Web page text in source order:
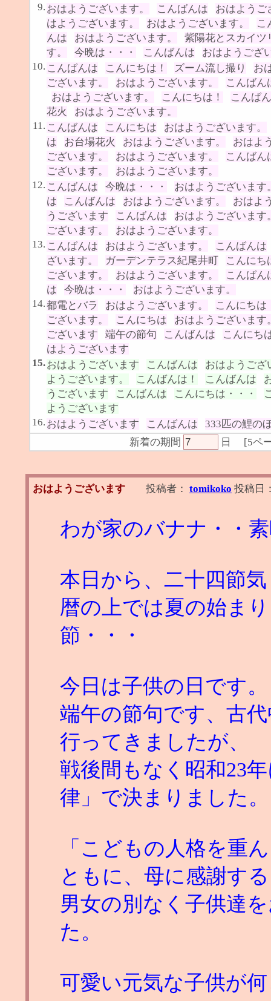
9. おはようございます。 こんばんは
おはようご
はようございます。
おはようございます。
こ
んは
おはようございます。
紫陽花とスカイツ
す。
今晩は・・・ こんばんは
おはようござ
10. こんばんは こんにちは！ ズーム流し撮り
お
ございます。
おはようございます。
こんばん
おはようございます。
こんにちは！
こんば
花火
おはようございます。
11. こんばんは こんにちは
おはようございます。
は
お台場花火 おはようございます。
おはよ
ございます。
おはようございます。
こんばん
ございます。
おはようございます。
12. こんばんは 今晩は・・・
おはようございます
は
こんばんは おはようございます。
おはよ
うございます
こんばんは
おはようございます
ございます。
おはようございます。
13. こんばんは おはようございます。
こんばんは
ざいます。
ガーデンテラス紀尾井町
こんにち
ございます。
おはようございます。
こんばん
は
今晩は・・・
おはようございます。
14.都電とバラ おはようございます。
こんにちは
ございます。
こんにちは
おはようございます
ございます
端午の節句 こんばんは
こんにち
はようございます
15.おはようございます こんばんは
おはようござ
ようございます。
こんばんは！ こんばんは
うございます
こんばんは こんにちは・・・
ようございます
16. おはようございます こんばんは
333匹の鯉の
新着の期間
日 [5ペ
おはようございます 投稿者： tomikoko 投稿日
わが家のバナナ・・
本日から、二十四節
暦の上では夏の始ま
節・・・
今日は子供の日です。
端午の節句です、古
行ってきましたが、
戦後間もなく昭和23
律」で決まりました。
「こどもの人格を重
ともに、母に感謝す
男女の別なく子供達
た。
可愛い元気な子供が